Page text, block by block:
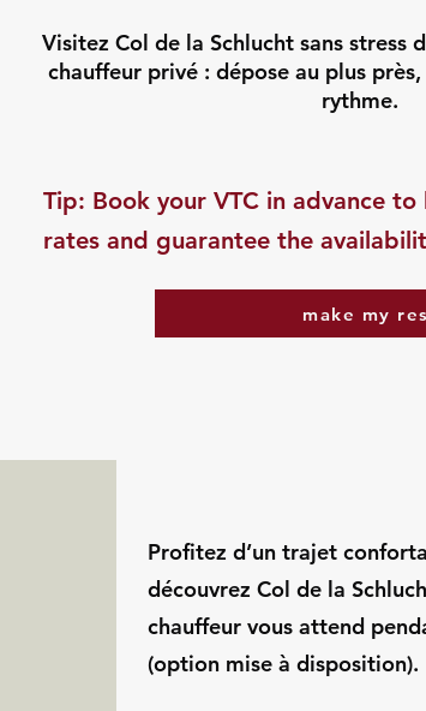
Visitez Col de la Schlucht sans stress
chauffeur privé : dépose au plus
rythme.
​Tip: Book your VTC in advance
rates and guarantee the
make my
Profitez d’un trajet
découvrez Col de la
chauffeur vous attend
(option mise à disposition).